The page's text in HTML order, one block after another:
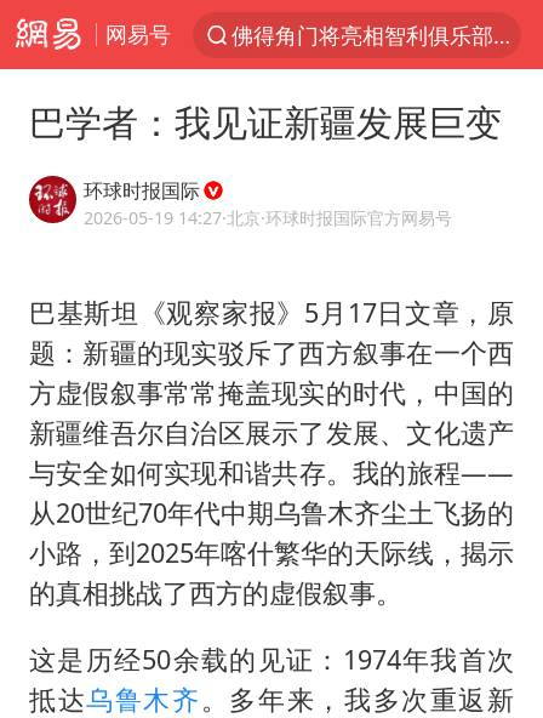
网易号
佛得角门将亮相智利俱乐部主场
中方回应是否在太平洋海底开采稀土
看守所辅警收受10万获刑1年
U17国足1分钟轰2球
法国将禁止“未经同意的电话营销”
吉林一“温度计大楼”读数爆表
五粮液渠道价一箱上涨近百元
贵州轮胎子公司获美国退税8136万
CIA被曝已秘密设立古巴工作组
深圳地面沉降致车辆损坏系谣言
巴学者：我见证新疆发展巨变
环球时报国际
2026-05-19 14:27·北京·环球时报国际官方网易号
巴基斯坦《观察家报》5月17日文章，原
题：新疆的现实驳斥了西方叙事在一个西
方虚假叙事常常掩盖现实的时代，中国的
新疆维吾尔自治区展示了发展、文化遗产
与安全如何实现和谐共存。我的旅程——
从20世纪70年代中期乌鲁木齐尘土飞扬的
小路，到2025年喀什繁华的天际线，揭示
的真相挑战了西方的虚假叙事。
这是历经50余载的见证：1974年我首次
抵达乌鲁木齐。多年来，我多次重返新